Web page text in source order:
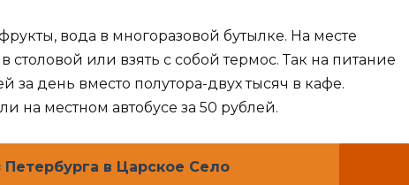
вода в многоразовой бутылке. На месте
или взять с собой термос. Так на питание
за день вместо полутора-двух тысяч в кафе.
на местном автобусе за 50 рублей.
Петербурга в Царское Село